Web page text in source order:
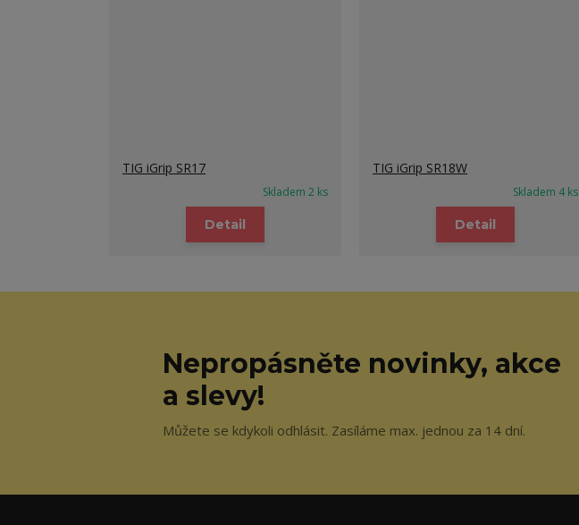
TIG iGrip SR17
Skladem 2 ks
Detail
TIG iGrip SR18W
Skladem 4 ks
Detail
Nepropásněte novinky, akce
a slevy!
Můžete se kdykoli odhlásit. Zasíláme max. jednou za 14 dní.